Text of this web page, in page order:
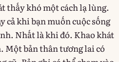
thấy khó một cách lạ lùng.
cả khi bạn muốn cuộc sống
Nhất là khi đó. Khao khát
Một bản thân tương lai có